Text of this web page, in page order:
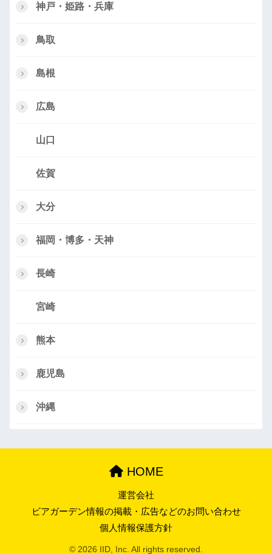
神戸・姫路・兵庫
鳥取
島根
広島
山口
佐賀
大分
福岡・博多・天神
長崎
宮崎
熊本
鹿児島
沖縄
HOME
運営会社
ビアガーデン情報の掲載・広告などのお問い合わせ
個人情報保護方針
© 2026 IID, Inc. All rights reserved.